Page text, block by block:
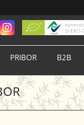
SI-EKO-
PRIBOR B2B